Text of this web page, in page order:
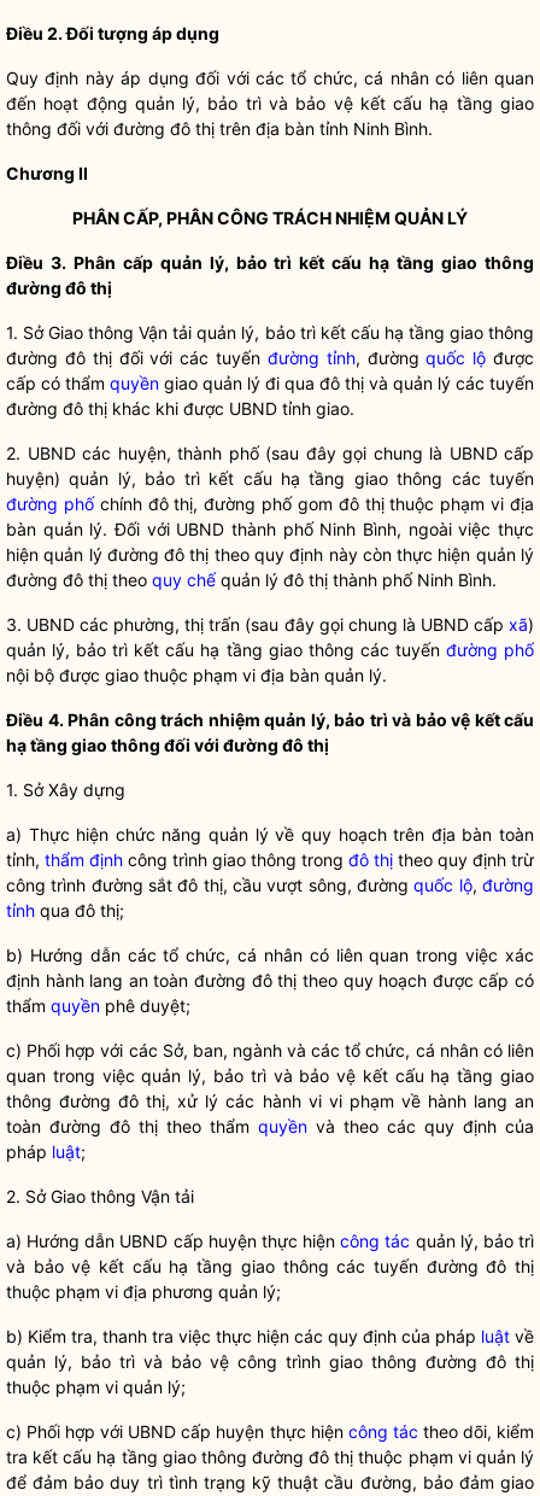
Điều 2. Đối tượng áp dụng
Quy định này áp dụng đối với các tổ chức, cá nhân có liên quan
đến hoạt động quản lý, bảo trì và bảo vệ kết cấu hạ tầng giao
thông đối với đường đô thị trên địa bàn tỉnh Ninh Bình.
Chương II
PHÂN CẤP, PHÂN CÔNG TRÁCH NHIỆM QUẢN LÝ
Điều 3. Phân cấp quản lý, bảo trì kết cấu hạ tầng giao thông
đường đô thị
1. Sở Giao thông Vận tải quản lý, bảo trì kết cấu hạ tầng giao thông
đường đô thịđối với các tuyến đường tỉnh, đườngquốc lộ được
cấp có thẩm quyền giao quản lý đi qua đô thị và quản lý các tuyến
đường đô thị khác khi được UBND tỉnh giao.
2. UBND các huyện, thành phố (sau đây gọi chung là UBND cấp
huyện) quản lý, bảo trì kết cấu hạ tầng giao thông các tuyến
đường phốchính đô thị,đường phốgom đô thị thuộc phạm viđịa
bàn quản lý. Đối với UBND thành phố Ninh Bình, ngoài việc thực
hiện quản lý đường đô thị theo quy định này còn thực hiện quản lý
đường đô thị theo quy chếquản lý đô thị thành phố Ninh Bình.
3. UBND các phường, thị trấn (sau đây gọi chung là UBND cấp xã)
quản lý, bảo trì kết cấu hạ tầng giao thông các tuyến đường phố
nội bộ được giao thuộc phạm vi địa bàn quản lý.
Điều 4. Phân công trách nhiệm quản lý, bảo trì và bảo vệ kết cấu
hạ tầng giao thông đối với đường đô thị
1. Sở Xây dựng
a) Thực hiện chức năng quản lý về quy hoạch trên địa bàn toàn
tỉnh, thẩm định công trình giao thông trong đô thị theo quy định trừ
công trình đường sắtđô thị, cầu vượt sông, đườngquốc lộ,đường
tỉnh qua đô thị;
b) Hướng dẫn các tổ chức, cá nhân có liên quan trong việc xác
định hành lang an toànđường đô thị theo quy hoạch được cấp có
thẩm quyền phê duyệt;
c) Phối hợp với các Sở, ban, ngành và các tổ chức, cá nhân có liên
quan trong việc quản lý, bảo trì và bảo vệ kết cấu hạ tầng giao
thôngđường đô thị, xử lý các hành vi vi phạm về hành lang an
toàn đường đô thị theo thẩm quyền và theo các quy định của
pháp luật;
2. Sở Giao thông Vận tải
a) Hướng dẫn UBND cấp huyện thực hiệncông tác quản lý, bảo trì
và bảo vệ kết cấu hạ tầng giao thông các tuyến đường đô thị
thuộc phạm vi địa phương quản lý;
b) Kiểm tra, thanh tra việc thực hiện các quy định của pháp luật về
quản lý, bảo trì và bảo vệ công trình giao thông đường đô thị
thuộc phạm vi quản lý;
c) Phối hợp với UBND cấp huyện thực hiện công tác theo dõi, kiểm
tra kết cấu hạ tầng giao thông đường đô thị thuộc phạm vi quản lý
để đảm bảo duy trì tình trạng kỹ thuật cầu đường, bảo đảm giao